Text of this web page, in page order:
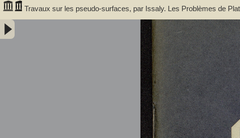
Travaux sur les pseudo-surfaces, par Issaly. Les Problèmes de
d'applications à la Théorie des pseudo-surfaces : cinquième